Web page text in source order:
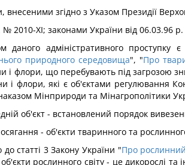
внесеними згідно з Указом Президії
№ 2010-ХІ; законами України від 06.03.96
даного адміністративного проступку
природного середовища", "Про
і флори, що перебувають під загрозою
і флори, які є об'єктами регулювання
Мінприроди та Мінагрополітики
об'єкт - встановлений порядок
- об'єкти тваринного та
до статті 3 Закону України "Про
об'єкти рослинного світу - це дикорослі